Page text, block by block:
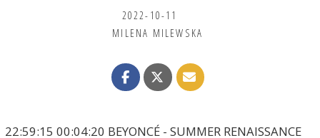
2022-10-11
MILENA MILEWSKA
22:59:15 00:04:20 BEYONCÉ - SUMMER RENAISSANCE